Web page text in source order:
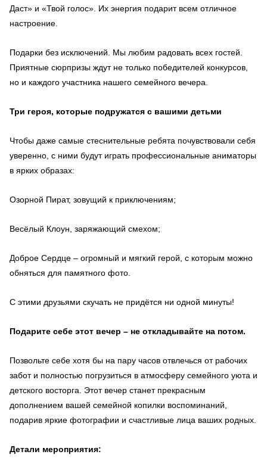
Даст» и «Твой голос». Их энергия подарит всем отличное
настроение.
Подарки без исключений. Мы любим радовать всех гостей.
Приятные сюрпризы ждут не только победителей конкурсов,
но и каждого участника нашего семейного вечера.
Три героя, которые подружатся с вашими детьми
Чтобы даже самые стеснительные ребята почувствовали себя
уверенно, с ними будут играть профессиональные аниматоры
в ярких образах:
Озорной Пират, зовущий к приключениям;
Весёлый Клоун, заряжающий смехом;
Доброе Сердце – огромный и мягкий герой, с которым можно
обняться для памятного фото.
С этими друзьями скучать не придётся ни одной минуты!
Подарите себе этот вечер – не откладывайте на потом.
Позвольте себе хотя бы на пару часов отвлечься от рабочих
забот и полностью погрузиться в атмосферу семейного уюта и
детского восторга. Этот вечер станет прекрасным
дополнением вашей семейной копилки воспоминаний,
подарив яркие фотографии и счастливые лица ваших родных.
Детали мероприятия: